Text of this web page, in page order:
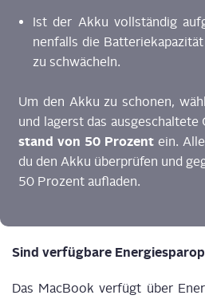
Ist der Akku voll­stän­dig
nen­falls die
zu schwä­cheln.
Um den Akku zu scho­nen,
und lagerst das aus­ge­schal­te­te
stand von 50 Pro­zent ein.
du den Akku über­prü­fen und
50 Pro­zent auf­la­den.
Sind ver­füg­ba­re
Das Mac­Bookver­fügt über